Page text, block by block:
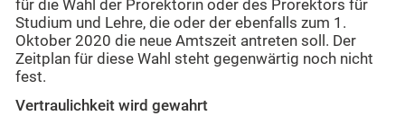
für die Wahl der Prorektorin oder des Prorektors für
Studium und Lehre, die oder der ebenfalls zum 1.
Oktober 2020 die neue Amtszeit antreten soll. Der
Zeitplan für diese Wahl steht gegenwärtig noch nicht
fest.
Vertraulichkeit wird gewahrt